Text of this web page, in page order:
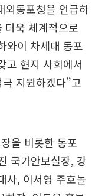
외동포청을 언급하
더욱 체계적으로
와이 차세대 동포
고 현지 사회에서
지원하겠다”고
을 비롯한 동포
국가안보실장, 강
사, 이서영 주호놀